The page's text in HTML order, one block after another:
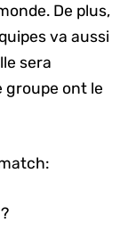
De plus,
va aussi
sera
groupe ont le